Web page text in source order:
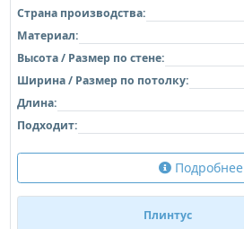
Страна производства:
Материал:
Высота / Размер по стене:
Ширина / Размер по потолку:
Длина:
Подходит:
Подробнее
Плинтус